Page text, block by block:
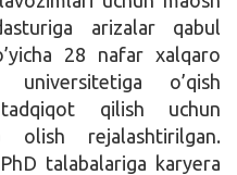
arizalar qabul
28 nafar xalqaro
universitetiga o’qish
qilish uchun
rejalashtirilgan.
talabalariga karyera